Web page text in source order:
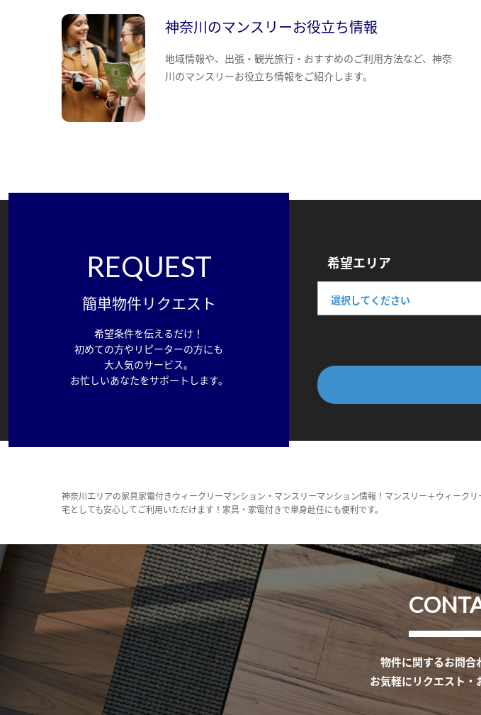
神奈川のマンスリーお役立ち情報
地域情報や、出張・観光旅行・おすすめのご利用方法など、神奈
川のマンスリーお役立ち情報をご紹介します。
REQUEST
簡単物件リクエスト
希望条件を伝えるだけ！
初めての方やリピーターの方にも
大人気のサービス。
お忙しいあなたをサポートします。
希望エリア
神奈川エリアの家具家電付きウィークリーマンション・マンスリーマンション情報！マンスリー＋ウィーク
宅としても安心してご利用いただけます！家具・家電付きで単身赴任にも便利です。
物件に関するお問合
お気軽にリクエスト・